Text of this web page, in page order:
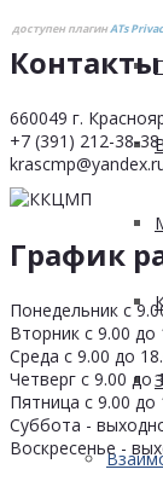
доступен плагинATs
Контакты
660049 г.
+7 (391) 212-38-38
График
Понедельник с
Вторник с 9.00 до
Среда с 9.00 до
Четверг с 9.00 до
Пятница с 9.00 до
Суббота -
Воскресенье -